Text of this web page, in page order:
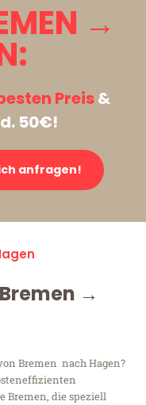
→
Preis&
50€!
anfragen!
→
Bremen nach Hagen?
Bremen, die speziell